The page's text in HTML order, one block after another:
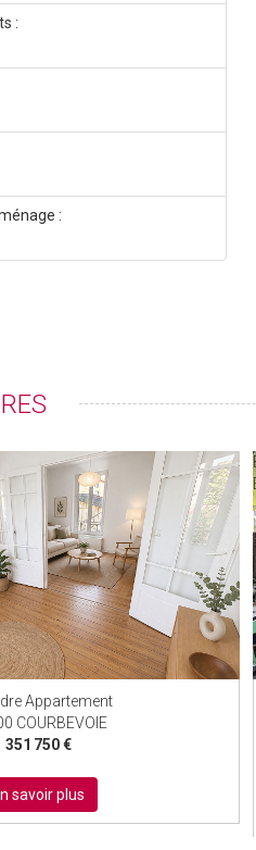
:
:
Appartement
COURBEVOIE
351 750 €
savoir plus